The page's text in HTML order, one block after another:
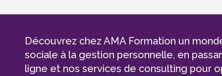
Découvrez chez AMA Formation un
sociale à la gestion personnelle, en
ligne et nos services de consulting pour